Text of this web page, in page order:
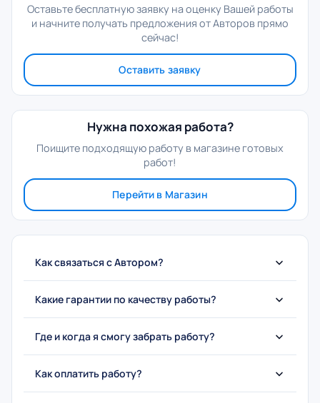
Оставьте бесплатную заявку на оценку Вашей работы
и начните получать предложения от Авторов прямо
сейчас!
Оставить заявку
Нужна похожая работа?
Поищите подходящую работу в магазине готовых
работ!
Перейти в Магазин
Как связаться с Автором?
Какие гарантии по качеству работы?
Где и когда я смогу забрать работу?
Как оплатить работу?